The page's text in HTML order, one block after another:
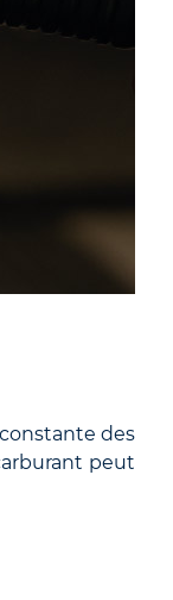
des
peut